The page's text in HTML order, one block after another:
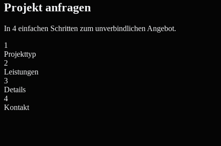
Projekt anfragen
In 4 einfachen Schritten zum unverbindlichen Angebot.
1
Projekttyp
2
Leistungen
3
Details
4
Kontakt